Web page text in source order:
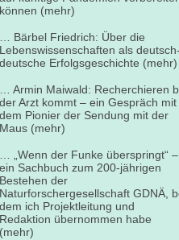
können (mehr)
… Bärbel Friedrich: Über die
Lebenswissenschaften als deutsch-
deutsche Erfolgsgeschichte (mehr)
… Armin Maiwald: Recherchieren
der Arzt kommt – ein Gespräch mit
dem Pionier der Sendung mit der
Maus (mehr)
… „Wenn der Funke überspringt“ –
ein Sachbuch zum 200-jährigen
Bestehen der
Naturforschergesellschaft GDNÄ,
dem ich Projektleitung und
Redaktion übernommen habe
(mehr)